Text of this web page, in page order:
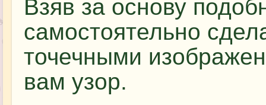
Взяв за основу
самостоятельно
точечными
вам узор.